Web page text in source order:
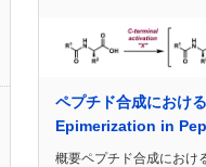
ペプチド合成におけ
Epimerization in
概要ペプチド合成におけ